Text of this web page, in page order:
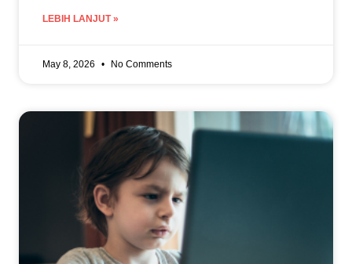
LEBIH LANJUT »
May 8, 2026 No Comments